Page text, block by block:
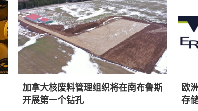
加拿大核废料管理组织将在南布鲁斯
开展第一个钻孔
欧
存